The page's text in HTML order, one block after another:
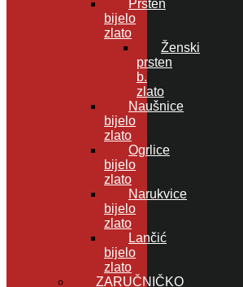
Prsten
bijelo
zlato
Ženski
prsten
b.
zlato
Naušnice
bijelo
zlato
Ogrlice
bijelo
zlato
Narukvice
bijelo
zlato
Lančić
bijelo
zlato
ZARUČNIČKO